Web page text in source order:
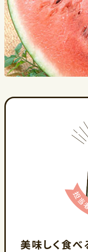
美味しく食べ